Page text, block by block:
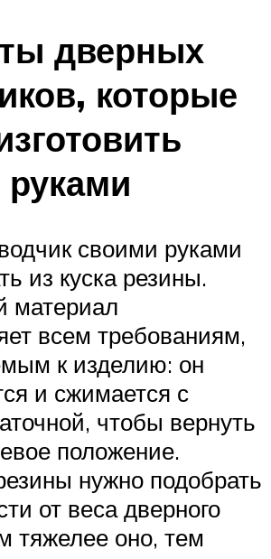
дверных
которые
своими руками
из куска резины.
материал
всем требованиям,
к изделию: он
и сжимается с
чтобы вернуть
положение.
нужно подобрать
от веса дверного
тяжелее оно, тем